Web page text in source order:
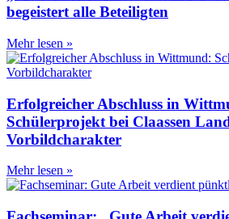
begeistert alle Beteiligten
Mehr lesen »
Erfolgreicher Abschluss in
Schülerprojekt bei Claassen
Vorbildcharakter
Mehr lesen »